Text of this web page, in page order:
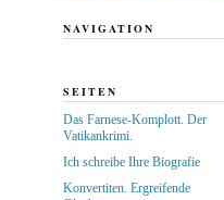
NAVIGATION
SEITEN
Das Farnese-Komplott. Der
Vatikankrimi.
Ich schreibe Ihre Biografie
Konvertiten. Ergreifende